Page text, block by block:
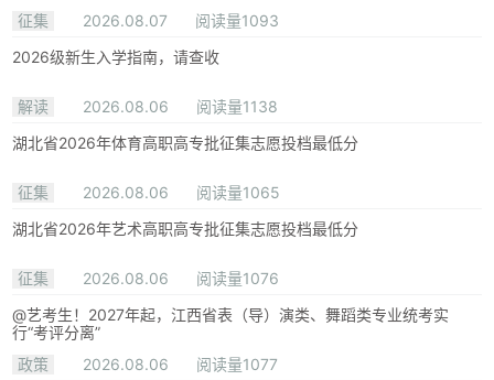
征集
2026.08.07
阅读量1093
2026级新生入学指南，请查收
解读 2026.08.06
阅读量1138
湖北省2026年体育高职高专批征集志愿投档最低分
征集 2026.08.06
阅读量1065
湖北省2026年艺术高职高专批征集志愿投档最低分
征集 2026.08.06
阅读量1076
@艺考生！2027年起，江西省表（导）演类、舞蹈类专业统考实
行“考评分离”
政策
2026.08.06
阅读量1077